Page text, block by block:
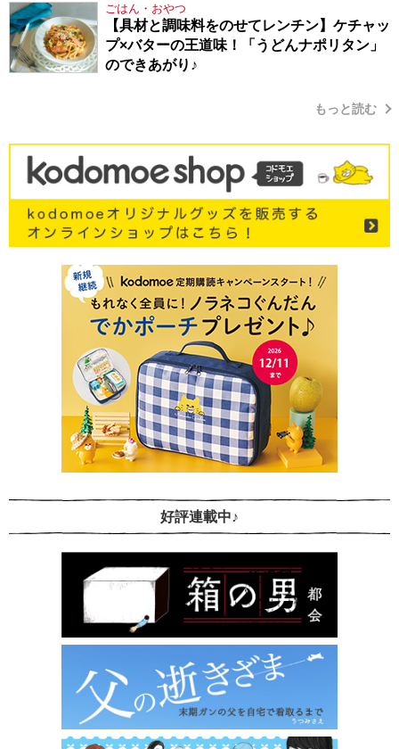
ごはん・おやつ
【具材と調味料をのせてレンチン】ケチャッ
プ×バターの王道味！「うどんナポリタン」
のできあがり♪
もっと読む
好評連載中♪